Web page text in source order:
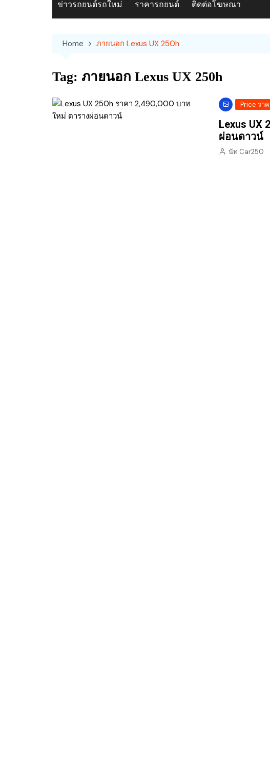
ข่าวรถยนต์รถใหม่ ราคารถยนต์ ติดต่อโฆษณา
Home ภายนอก Lexus UX 250h
Tag: ภายนอก Lexus UX 250h
Price รา
Lexus UX
ผ่อนดาวน์
นัท Car250